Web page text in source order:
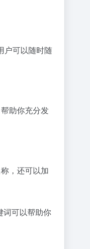
户可以随时随
助你充分发
，还可以加
词可以帮助你